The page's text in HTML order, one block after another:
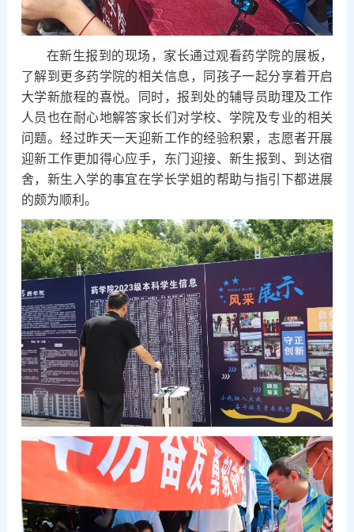
在新生报到的现场，家长通过观看药学院的展板，
了解到更多药学院的相关信息，同孩子一起分享着开启
大学新旅程的喜悦。同时，报到处的辅导员助理及工作
人员也在耐心地解答家长们对学校、学院及专业的相关
问题。经过昨天一天迎新工作的经验积累，志愿者开展
迎新工作更加得心应手，东门迎接、新生报到、到达宿
舍，新生入学的事宜在学长学姐的帮助与指引下都进展
的颇为顺利。